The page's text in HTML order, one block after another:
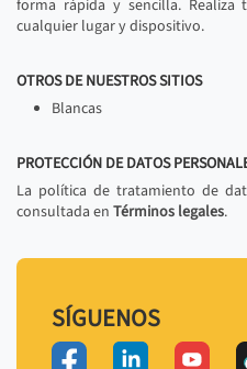
forma rápida y sencilla. Realiza
cualquier lugar y dispositivo.
OTROS DE NUESTROS SITIOS
Blancas
PROTECCIÓN DE DATOS
La política de tratamiento de
consultada en Términos legales.
SÍGUENOS